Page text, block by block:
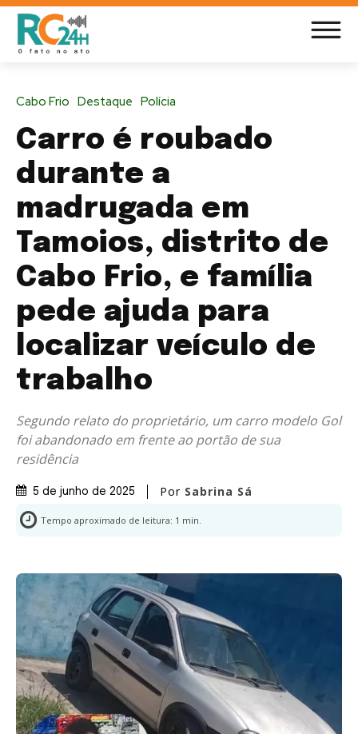
Cabo Frio Destaque Polícia
Carro é roubado
durante a
madrugada em
Tamoios, distrito de
Cabo Frio, e família
pede ajuda para
localizar veículo de
trabalho
Segundo relato do proprietário, um carro modelo Gol
foi abandonado em frente ao portão de sua
residência
5 de junho de 2025 Por Sabrina Sá
Tempo aproximado de leitura: 1 min.